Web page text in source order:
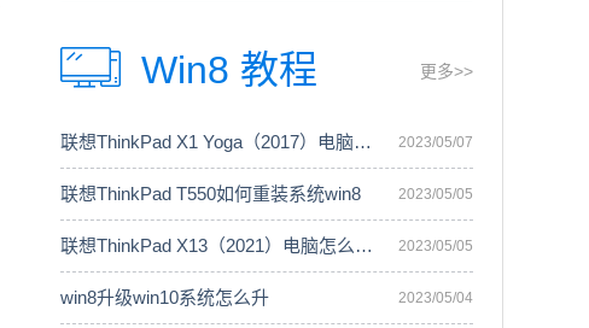
Win8 教程 更多>>
联想ThinkPad X1 Yoga（2017）电脑安装 2023/05/07
联想ThinkPad T550如何重装系统win8 2023/05/05
联想ThinkPad X13（2021）电脑怎么重装 2023/05/05
win8升级win10系统怎么升 2023/05/04